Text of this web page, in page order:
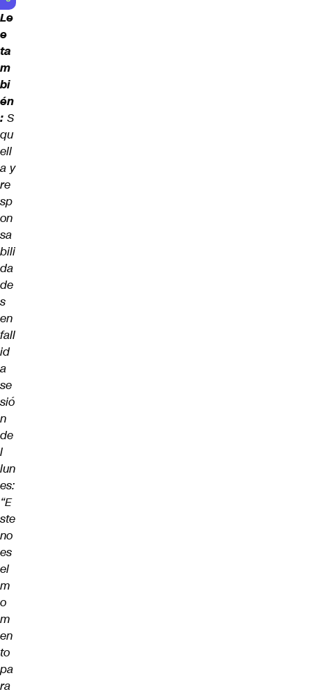
Le
e
ta
m
bi
én
: S
qu
ell
a y
re
sp
on
sa
bili
da
de
s
en
fall
id
a
se
sió
n
de
l
lun
es:
“E
ste
no
es
el
m
o
m
en
to
pa
ra